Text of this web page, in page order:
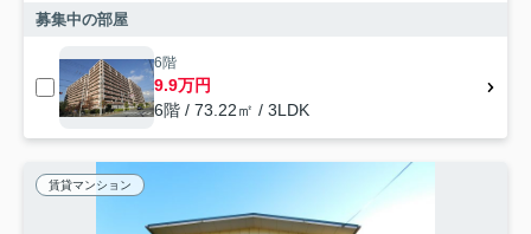
募集中の部屋
6階
9.9万円
6階 / 73.22㎡ / 3LDK
賃貸マンション